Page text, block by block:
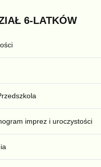
6-LATKÓW
imprez i uroczystości